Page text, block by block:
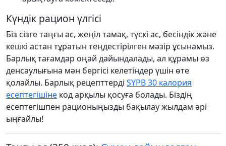
Күндік рацион үлгісі
Біз сізге таңғы ас, жеңіл тамақ, түскі ас, бесіндік және
кешкі астан тұратын теңдестірілген мәзір ұсынамыз.
Барлық тағамдар оңай дайындалады, ал құрамы өз
денсаулығына мән бергісі келетіндер үшін өте
қолайлы. Барлық рецепттерді SYPB 30 калория
есептегішіне код арқылы қосуға болады. Біздің
есептегішпен рационыңызды бақылау жылдам әрі
ыңғайлы!